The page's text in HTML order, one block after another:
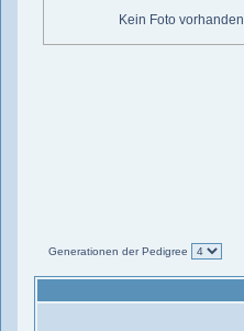
Kein Foto vorhanden
Generationen der Pedigree